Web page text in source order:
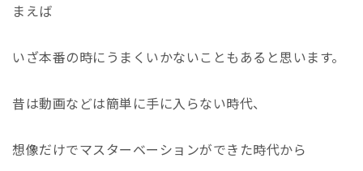
まえば
いざ本番の時にうまくいかないこともあると思います。
昔は動画などは簡単に手に入らない時代、
想像だけでマスターベーションができた時代から